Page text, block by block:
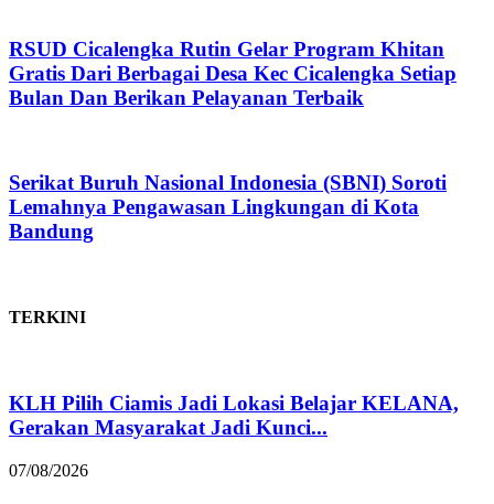
RSUD Cicalengka Rutin Gelar Program Khitan
Gratis Dari Berbagai Desa Kec Cicalengka Setiap
Bulan Dan Berikan Pelayanan Terbaik
Serikat Buruh Nasional Indonesia (SBNI) Soroti
Lemahnya Pengawasan Lingkungan di Kota
Bandung
TERKINI
KLH Pilih Ciamis Jadi Lokasi Belajar KELANA,
Gerakan Masyarakat Jadi Kunci...
07/08/2026